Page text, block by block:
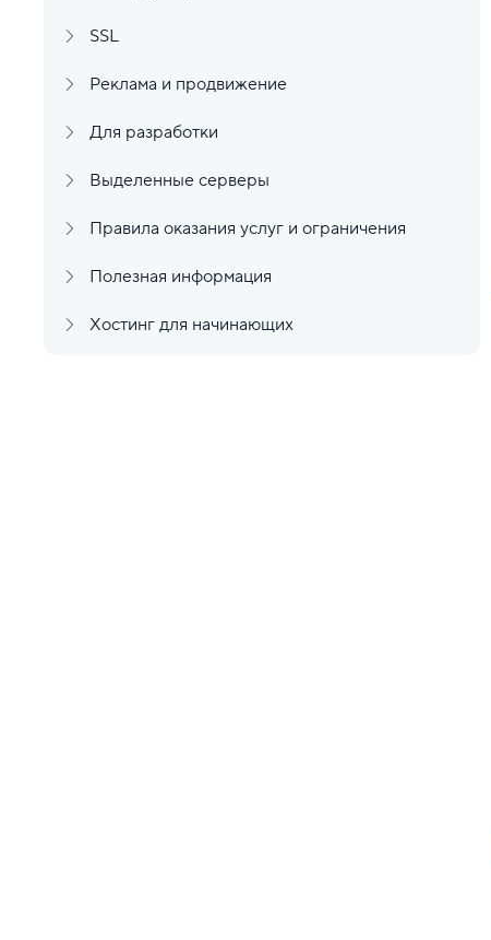
SSL
Реклама и продвижение
Для разработки
Выделенные серверы
Правила оказания услуг и ограничения
Полезная информация
Хостинг для начинающих